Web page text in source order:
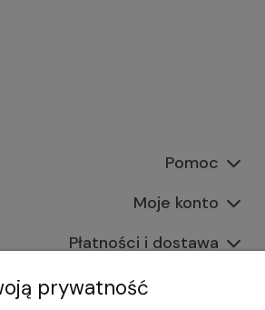
Pomoc
Moje konto
Płatności i dostawa
Informacje
prywatność